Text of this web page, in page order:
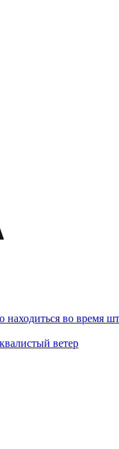
находиться во время
ветер